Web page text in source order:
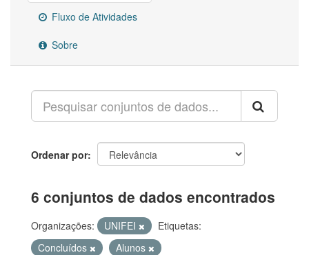
Fluxo de Atividades
Sobre
Ordenar por
6 conjuntos de dados encontrados
Organizações: UNIFEI
Etiquetas:
Concluídos
Alunos